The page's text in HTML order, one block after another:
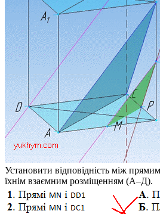
Установити відповідність між
їхнім взаємним розміщенням (А–Д).